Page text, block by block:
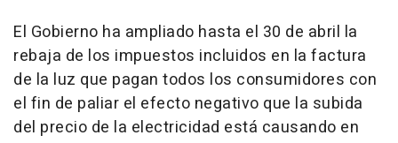
El Gobierno ha ampliado hasta el 30 de abril la
rebaja de los impuestos incluidos en la factura
de la luz que pagan todos los consumidores con
el fin de paliar el efecto negativo que la subida
del precio de la electricidad está causando en